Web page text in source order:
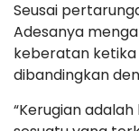
Seusai
Adesanya
keberatan ketika
dibandingkan
“Kerugian